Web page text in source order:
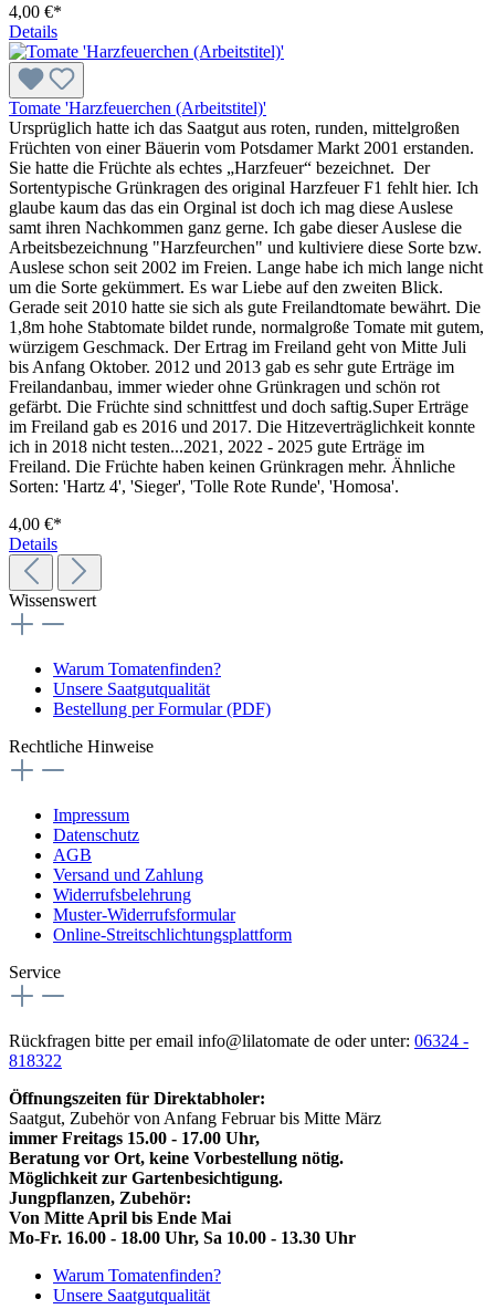
4,00 €*
Details
Tomate 'Harzfeuerchen (Arbeitstitel)'
Ursprüglich hatte ich das Saatgut aus roten, runden, mittelgroßen
Früchten von einer Bäuerin vom Potsdamer Markt 2001 erstanden.
Sie hatte die Früchte als echtes „Harz­feuer“ bezeichnet. Der
Sortentypische Grünkragen des original Harzfeuer F1 fehlt hier. Ich
glaube kaum das das ein Orginal ist doch ich mag diese Auslese
samt ihren Nachkommen ganz gerne. Ich gabe dieser Auslese die
Arbeitsbezeichnung "Harzfeurchen" und kultiviere diese Sorte bzw.
Auslese schon seit 2002 im Freien. Lange habe ich mich lange nicht
um die Sorte gekümmert. Es war Liebe auf den zweiten Blick.
Gerade seit 2010 hatte sie sich als gute Freilandtomate bewährt. Die
1,8m hohe Stabtomate bildet runde, normalgroße Tomate mit gutem,
würzigem Geschmack. Der Ertrag im Freiland geht von Mitte Juli
bis Anfang Oktober. 2012 und 2013 gab es sehr gute Erträge im
Freiland­anbau, immer wieder ohne Grünkragen und schön rot
gefärbt. Die Früchte sind schnittfest und doch saftig.Super Erträge
im Freiland gab es 2016 und 2017. Die Hitzeverträglichkeit konnte
ich in 2018 nicht testen...2021, 2022 - 2025 gute Erträge im
Freiland. Die Früchte haben keinen Grünkragen mehr. Ähnliche
Sorten: 'Hartz 4', 'Sieger', 'Tolle Rote Runde', 'Homosa'.
4,00 €*
Details
Wissenswert
Warum Tomatenfinden?
Unsere Saatgutqualität
Bestellung per Formular (PDF)
Rechtliche Hinweise
Impressum
Datenschutz
AGB
Versand und Zahlung
Widerrufsbelehrung
Muster-Widerrufsformular
Online-Streitschlichtungsplattform
Service
Rückfragen bitte per email info@lilatomate de oder unter: 06324 -
818322
Öffnungszeiten für Direktabholer:
Saatgut, Zubehör von Anfang Februar bis Mitte März
immer Freitags 15.00 - 17.00 Uhr,
Beratung vor Ort, keine Vorbestellung nötig.
Möglichkeit zur Gartenbesichtigung.
Jungpflanzen, Zubehör:
Von Mitte April bis Ende Mai
Mo-Fr. 16.00 - 18.00 Uhr, Sa 10.00 - 13.30 Uhr
Warum Tomatenfinden?
Unsere Saatgutqualität